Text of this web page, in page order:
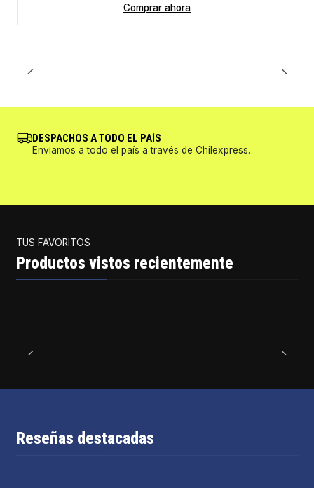
Comprar ahora
DESPACHOS A TODO EL PAÍS
Enviamos a todo el país a través de Chilexpress.
TUS FAVORITOS
Productos vistos recientemente
Reseñas destacadas